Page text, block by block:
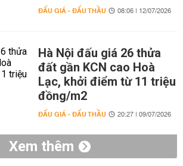
ĐẤU GIÁ - ĐẤU THẦU 08:06 | 12/07/2026
Hà Nội đấu giá 26 thửa
đất gần KCN cao Hoà
Lạc, khởi điểm từ 11 triệu
đồng/m2
ĐẤU GIÁ - ĐẤU THẦU 20:27 | 09/07/2026
Xem thêm